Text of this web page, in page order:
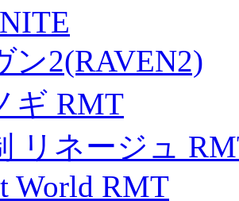
ン2(RAVEN2)
ギ RMT
リネージュ
World RMT